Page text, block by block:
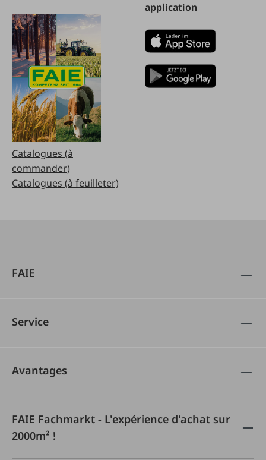
Catalogues (à
commander)
Catalogues (à feuilleter)
application
FAIE
Service
Avantages
FAIE Fachmarkt - L'expérience d'achat sur
2000m² !